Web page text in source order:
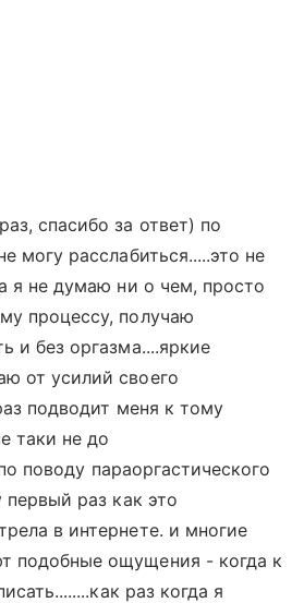
спасибо за ответ) по
могу расслабиться.....это не
я не думаю ни о чем, просто
процессу, получаю
и без оргазма....яркие
от усилий своего
подводит меня к тому
таки не до
поводу параоргастического
раз как это
в интернете. и многие
подобные ощущения - когда к
раз когда я